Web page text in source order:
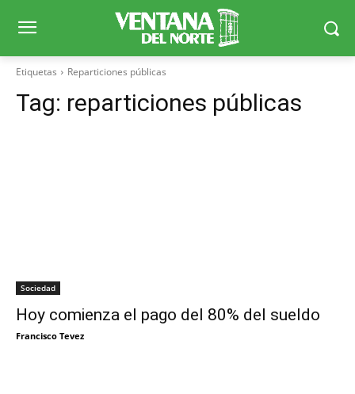
Etiquetas Reparticiones públicas
Tag: reparticiones públicas
Sociedad
Hoy comienza el pago del 80% del sueldo
Francisco Tevez